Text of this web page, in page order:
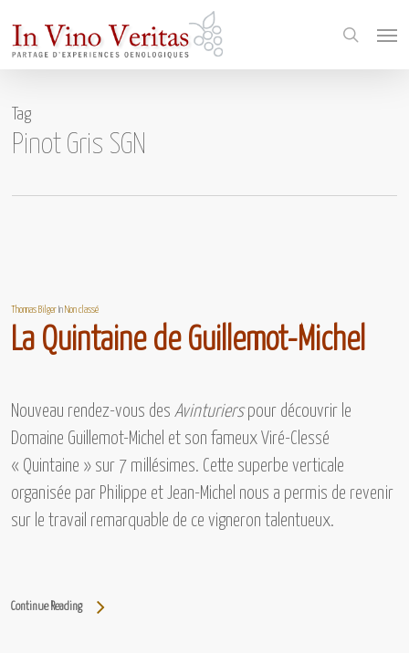
main
search
Tag
Pinot Gris SGN
Thomas Bilger InNon classé
La Quintaine de Guillemot-Michel
Nouveau rendez-vous desAvinturierspour découvrir le
Domaine Guillemot-Michel et son fameux Viré-Clessé
« Quintaine » sur 7 millésimes. Cette superbe verticale
organisée par Philippe et Jean-Michel nous a permis de revenir
sur le travail remarquable de ce vigneron talentueux.
Continue Reading